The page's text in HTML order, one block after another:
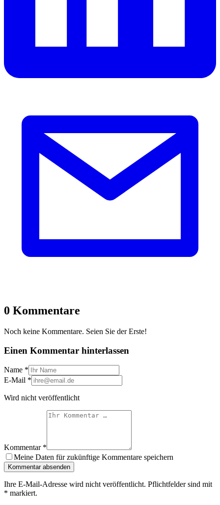
0 Kommentare
Noch keine Kommentare. Seien Sie der Erste!
Einen Kommentar hinterlassen
Name *
E-Mail *
Wird nicht veröffentlicht
Kommentar *
Meine Daten für zukünftige Kommentare speichern
Kommentar absenden
Ihre E-Mail-Adresse wird nicht veröffentlicht. Pflichtfelder sind mit
* markiert.